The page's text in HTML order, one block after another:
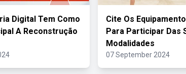
Digital Tem Como
A Reconstrução
Cite Os
Para Participar Das
Modalidades
07 September 2024